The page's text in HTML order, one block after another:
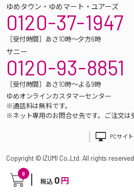
0
税込 0 円
ゆめタウン・ゆめマート・ユアーズ
0120-37-1947
［受付時間］あさ10時～夕方6時
サニー
0120-93-8851
［受付時間］あさ10時～よる9時
ゆめオンラインカスタマーセンター
※通話料は無料です。
※ネット専用のお問合せ先です。ご注文は
PCサイト
Copyright © IZUMI Co.,Ltd. All rights